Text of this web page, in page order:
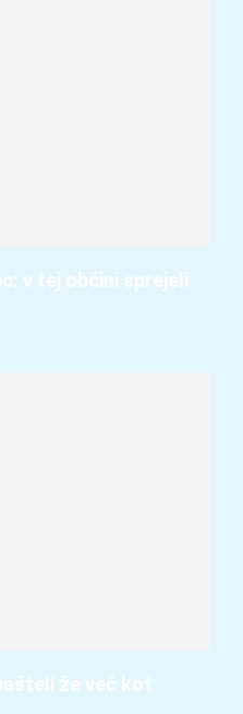
v tej občini sprejeli
že več kot